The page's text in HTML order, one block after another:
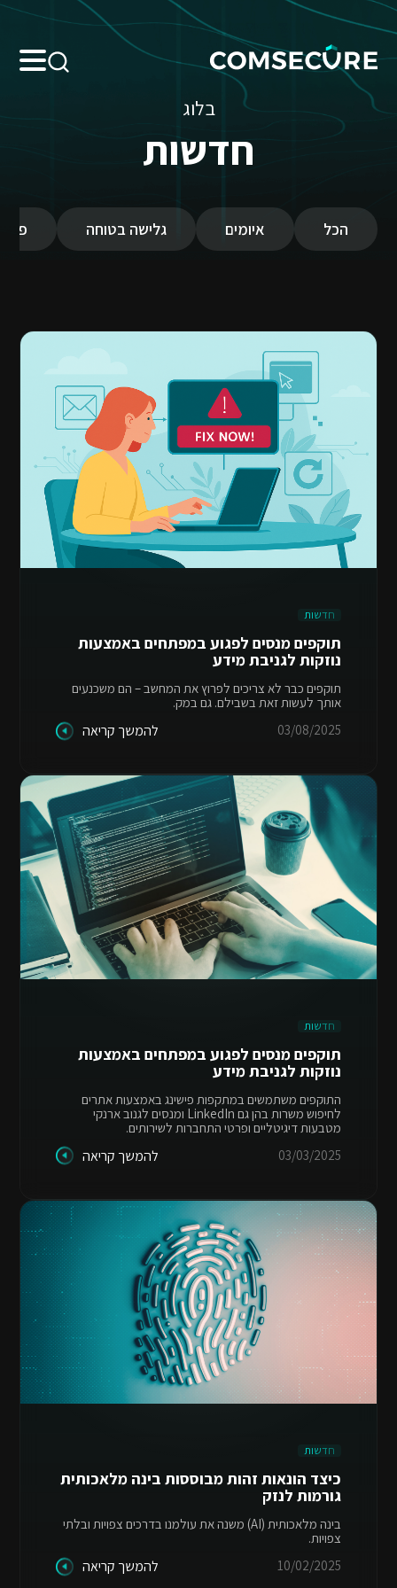
Search:
בלוג
חדשות
הכל איומים גלישה בטוחה
חדשות
תוקפים מנסים לפגוע במפתחים באמצעות
נוזקות לגניבת מידע
תוקפים כבר לא צריכים לפרוץ את המחשב – הם משכנעים
אותך לעשות זאת בשבילם. גם במק.
03/08/2025
להמשך קריאה
חדשות
תוקפים מנסים לפגוע במפתחים באמצעות
נוזקות לגניבת מידע
התוקפים משתמשים במתקפות פישינג באמצעות אתרים
לחיפוש משרות בהן גם LinkedIn ומנסים לגנוב ארנקי
מטבעות דיגיטליים ופרטי התחברות לשירותים.
03/03/2025
להמשך קריאה
חדשות
כיצד הונאות זהות מבוססות בינה מלאכותית
גורמות לנזק
בינה מלאכותית (AI) משנה את עולמנו בדרכים צפויות ובלתי
צפויות.
10/02/2025
להמשך קריאה